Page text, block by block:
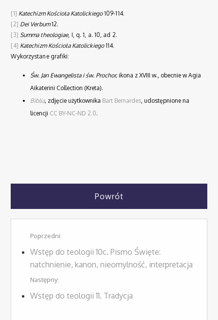
[1] Katechizm Kościoła Katolickiego109-114.
[2] Dei Verbum12.
[3] Summa theologiae, I, q. 1, a. 10, ad 2.
[4] Katechizm Kościoła Katolickiego114.
Wykorzystane grafiki:
Św. Jan Ewangelista i św. Prochor,ikona z XVIII w., obecnie w Agia
Aikaterini Collection (Kreta).
Biblia, zdjęcie użytkownika Bart Bernardes, udostępnione na
licencji CC BY-NC-ND 2.0.
Powrót
Poprzedni:
Wstęp do teologii 10c. Pismo Święte:
natchnienie, kanon, nieomylność, interpretacja
Następny:
Wstęp do teologii 11. Tradycja